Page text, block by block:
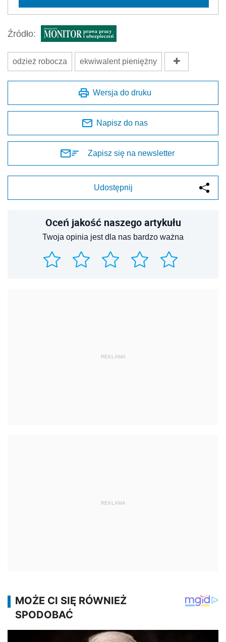
Źródło:
odzież robocza ekwiwalent pieniężny
Wersja do druku
Napisz do nas
Zapisz się na newsletter
Udostępnij
Oceń jakość naszego artykułu
Twoja opinia jest dla nas bardzo ważna
REKLAMA
REKLAMA